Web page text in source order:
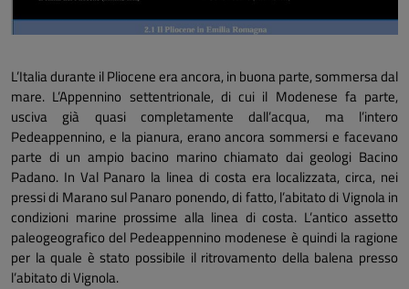
L’Italia durante il Pliocene era ancora, in buona parte, sommersa dal
mare. L’Appennino settentrionale, di cui il Modenese fa parte,
usciva già quasi completamente dall’acqua, ma l’intero
Pedeappennino, e la pianura, erano ancora sommersi e facevano
parte di un ampio bacino marino chiamato dai geologi Bacino
Padano. In Val Panaro la linea di costa era localizzata, circa, nei
pressi di Marano sul Panaro ponendo, di fatto, l’abitato di Vignola in
condizioni marine prossime alla linea di costa. L’antico assetto
paleogeografico del Pedeappennino modenese è quindi la ragione
per la quale è stato possibile il ritrovamento della balena presso
l’abitato di Vignola.